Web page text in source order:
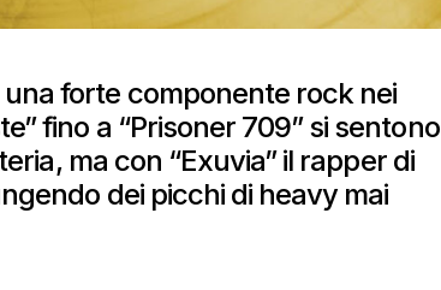
forte componente rock nei
fino a “Prisoner 709” si sentono
ma con “Exuvia” il rapper di
dei picchi di heavy mai